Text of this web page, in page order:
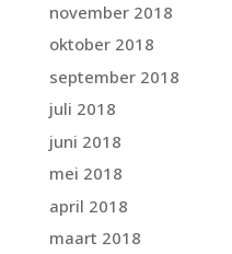
november 2018
oktober 2018
september 2018
juli 2018
juni 2018
mei 2018
april 2018
maart 2018